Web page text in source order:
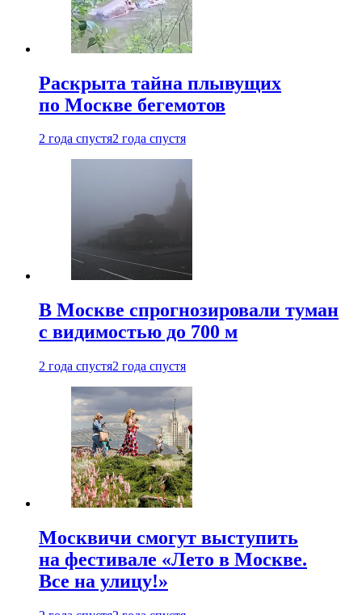
Раскрыта тайна плывущих
по Москве бегемотов
2 года спустя2 года спустя
В Москве спрогнозировали туман
с видимостью до 700 м
2 года спустя2 года спустя
Москвичи смогут выступить
на фестивале «Лето в Москве.
Все на улицу!»